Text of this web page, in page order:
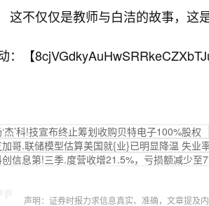
这不仅仅是教师与白洁的故事，这
：【
杰’科!技宣布终止筹划收购贝特电子100%股权
哥.联储模型估算美国就{业}已明显降温 失业
信息第!三季.度营收增21.5%，亏损额减少至
声明：证券时报力求信息真实、准确，文章提及